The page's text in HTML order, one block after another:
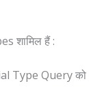
शामिल हैं :
Type Query को